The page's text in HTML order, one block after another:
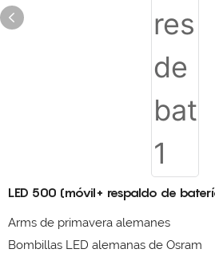
LED 500 (móvil+ respaldo de
Arms de primavera alemanes
Bombillas LED alemanas de Osram